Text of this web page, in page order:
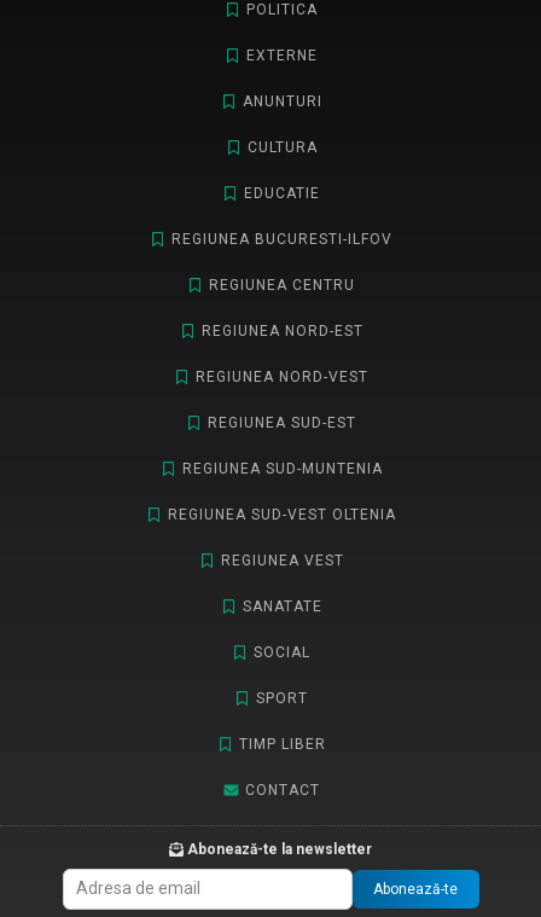
POLITICA
EXTERNE
ANUNTURI
CULTURA
EDUCATIE
REGIUNEA BUCURESTI-ILFOV
REGIUNEA CENTRU
REGIUNEA NORD-EST
REGIUNEA NORD-VEST
REGIUNEA SUD-EST
REGIUNEA SUD-MUNTENIA
REGIUNEA SUD-VEST OLTENIA
REGIUNEA VEST
SANATATE
SOCIAL
SPORT
TIMP LIBER
CONTACT
Abonează-te la newsletter
Abonează-te